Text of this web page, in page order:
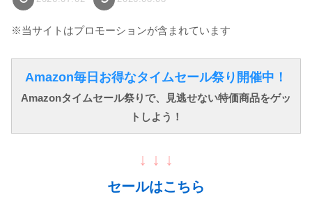
※当サイトはプロモーションが含まれています
Amazon毎日お得なタイムセール祭り開催中！
Amazonタイムセール祭りで、見逃せない特価商品をゲッ
トしよう！
↓ ↓ ↓
セールはこちら